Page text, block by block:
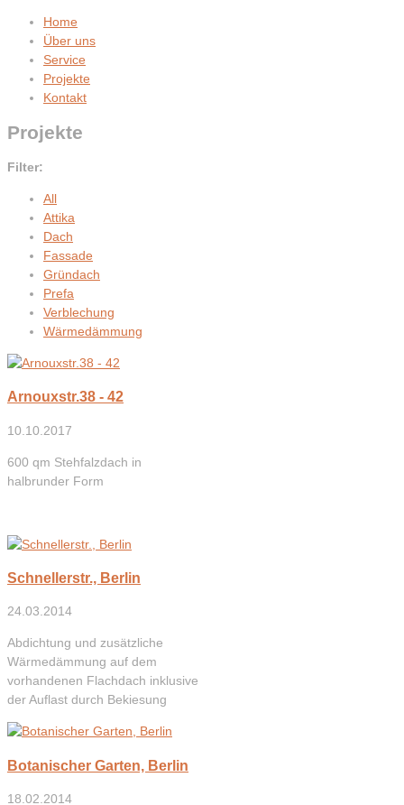
Home
Über uns
Service
Projekte
Kontakt
Projekte
Filter:
All
Attika
Dach
Fassade
Gründach
Prefa
Verblechung
Wärmedämmung
Arnouxstr.38 - 42
10.10.2017
600 qm Stehfalzdach in
halbrunder Form
Schnellerstr., Berlin
24.03.2014
Abdichtung und zusätzliche
Wärmedämmung auf dem
vorhandenen Flachdach inklusive
der Auflast durch Bekiesung
Botanischer Garten, Berlin
18.02.2014